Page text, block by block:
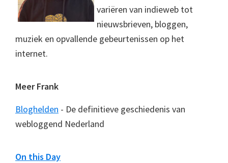
variëren van indieweb tot
nieuwsbrieven, bloggen,
muziek en opvallende gebeurtenissen op het
internet.
Meer Frank
Bloghelden - De definitieve geschiedenis van
webloggend Nederland
On this Day